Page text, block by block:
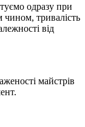
одразу при
чином, тривалість
від
майстрів